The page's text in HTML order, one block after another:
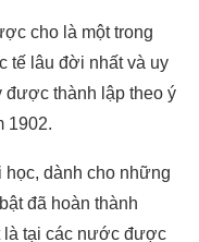
cho là một trong
tế lâu đời nhất và uy
được thành lập theo ý
1902.
học, dành cho những
đã hoàn thành
là tại các nước được